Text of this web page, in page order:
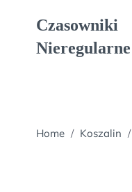
Czasowniki
Nieregularne
Home / Koszalin /